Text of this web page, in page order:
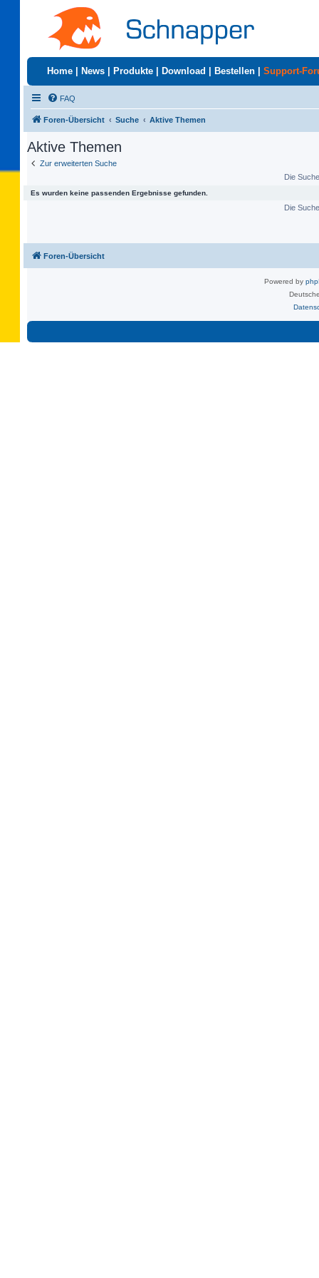
Home News Produkte Download Bestellen Support-
FAQ
Foren-Übersicht Suche Aktive Themen
Aktive Themen
Zur erweiterten Suche
Die
Es wurden keine passenden Ergebnisse gefunden.
Die
Foren-Übersicht
Powered by